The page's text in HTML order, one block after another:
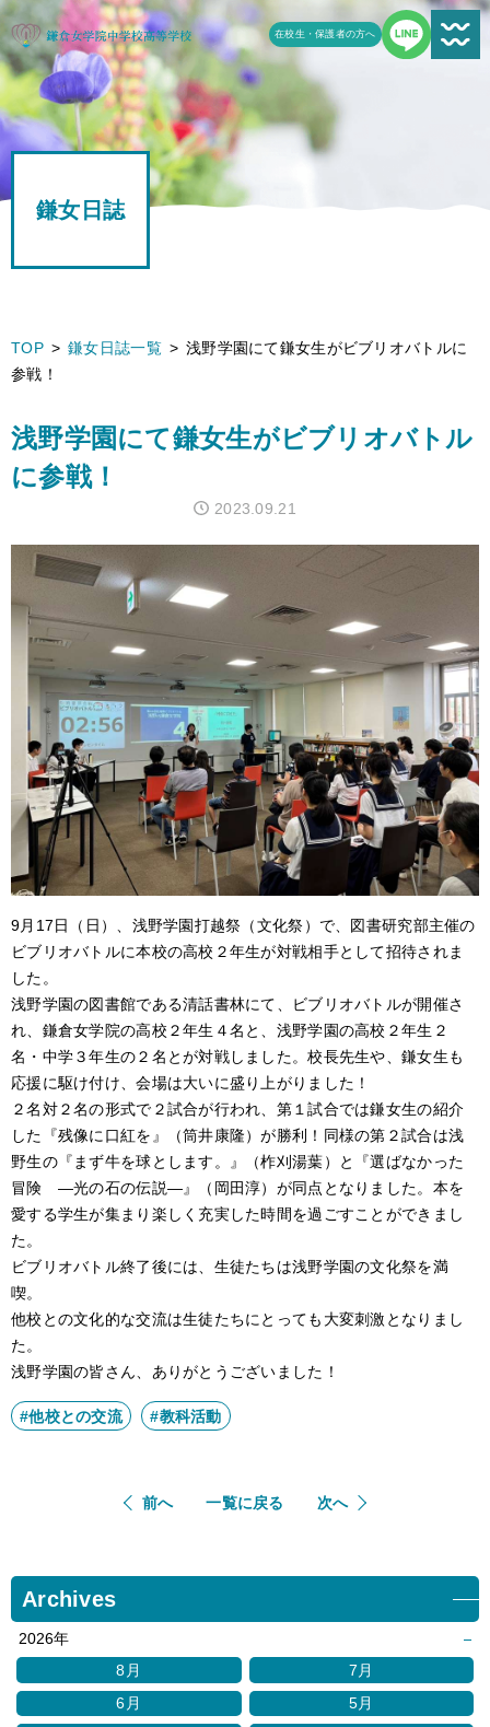
在校生・保護者の方へ
新着情報一覧
受験生の方へ
学校案内
鎌女の教育
鎌女日誌一覧
進路
よくある質問
サイトポリシー
卒業生の方へ
鎌女日誌
TOP 鎌女日誌一覧
浅野学園にて鎌女生がビブリオバトルに
参戦！
浅野学園にて鎌女生がビブリオバトル
に参戦！
2023.09.21
9月17日（日）、浅野学園打越祭（文化祭）で、図書研究部主催の
ビブリオバトルに本校の高校２年生が対戦相手として招待されま
した。
浅野学園の図書館である清話書林にて、ビブリオバトルが開催さ
れ、鎌倉女学院の高校２年生４名と、浅野学園の高校２年生２
名・中学３年生の２名とが対戦しました。校長先生や、鎌女生も
応援に駆け付け、会場は大いに盛り上がりました！
２名対２名の形式で２試合が行われ、第１試合では鎌女生の紹介
した『残像に口紅を』（筒井康隆）が勝利！同様の第２試合は浅
野生の『まず牛を球とします。』（柞刈湯葉）と『選ばなかった
冒険 ―光の石の伝説―』（岡田淳）が同点となりました。本を
愛する学生が集まり楽しく充実した時間を過ごすことができまし
た。
ビブリオバトル終了後には、生徒たちは浅野学園の文化祭を満
喫。
他校との文化的な交流は生徒たちにとっても大変刺激となりまし
た。
浅野学園の皆さん、ありがとうございました！
#他校との交流 #教科活動
前へ 一覧に戻る 次へ
Archives
2026年
8月
7月
6月
5月